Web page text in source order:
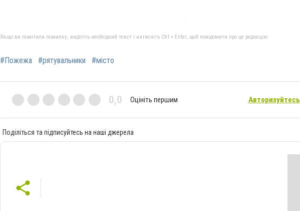
Якщо ви помітили помилку, виділіть необхідний текст і натисніть Ctrl + Enter, щоб повідомити про це редакцію
#Пожежа #рятувальники #місто
0,0 Оцініть першим Авторизуйтесь
Поділіться та підписуйтесь на наші джерела